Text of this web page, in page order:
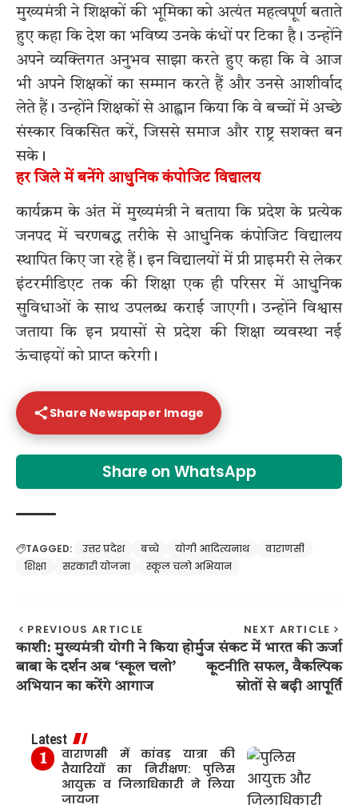
मुख्यमंत्री ने शिक्षकों की भूमिका को अत्यंत महत्वपूर्ण बताते
हुए कहा कि देश का भविष्य उनके कंधों पर टिका है। उन्होंने
अपने व्यक्तिगत अनुभव साझा करते हुए कहा कि वे आज
भी अपने शिक्षकों का सम्मान करते हैं और उनसे आशीर्वाद
लेते हैं। उन्होंने शिक्षकों से आह्वान किया कि वे बच्चों में अच्छे
संस्कार विकसित करें, जिससे समाज और राष्ट्र सशक्त बन
सके।
हर जिले में बनेंगे आधुनिक कंपोजिट विद्यालय
कार्यक्रम के अंत में मुख्यमंत्री ने बताया कि प्रदेश के प्रत्येक
जनपद में चरणबद्ध तरीके से आधुनिक कंपोजिट विद्यालय
स्थापित किए जा रहे हैं। इन विद्यालयों में प्री प्राइमरी से लेकर
इंटरमीडिएट तक की शिक्षा एक ही परिसर में आधुनिक
सुविधाओं के साथ उपलब्ध कराई जाएगी। उन्होंने विश्वास
जताया कि इन प्रयासों से प्रदेश की शिक्षा व्यवस्था नई
ऊंचाइयों को प्राप्त करेगी।
Share Newspaper Image
Share on WhatsApp
TAGGED: उत्तर प्रदेश बच्चे योगी आदित्यनाथ
वाराणसी
शिक्षा
सरकारी योजना स्कूल चलो अभियान
PREVIOUS ARTICLE
काशी: मुख्यमंत्री योगी ने किया
बाबा के दर्शन अब ‘स्कूल चलो’
अभियान का करेंगे आगाज
NEXT ARTICLE
होर्मुज संकट में भारत की ऊर्जा
कूटनीति सफल, वैकल्पिक
स्रोतों से बढ़ी आपूर्ति
Latest
वाराणसी में कांवड़ यात्रा की
तैयारियों का निरीक्षण: पुलिस
आयुक्त व जिलाधिकारी ने लिया
जायजा